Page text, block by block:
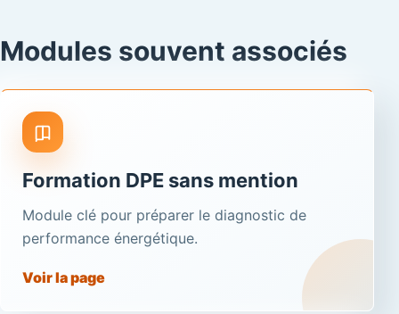
Modules souvent associés
Formation DPE sans mention
Module clé pour préparer le diagnostic de
performance énergétique.
Voir la page